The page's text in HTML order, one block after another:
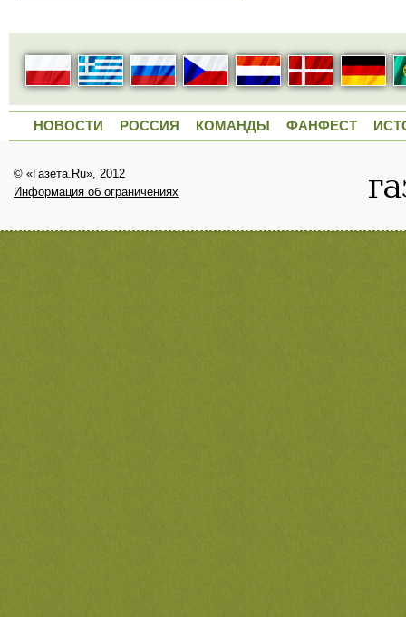
НОВОСТИ РОССИЯ КОМАНДЫ ФАНФЕСТ
© «Газета.Ru», 2012
Информация об ограничениях